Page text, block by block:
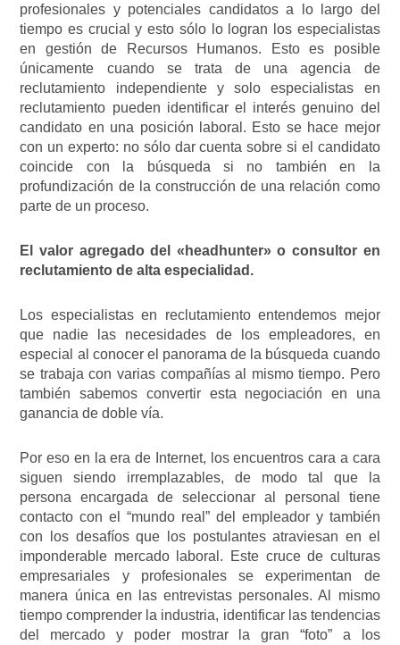
profesionales y potenciales candidatos a lo largo del
tiempo es crucial y esto sólo lo logran los especialistas
en gestión de Recursos Humanos. Esto es posible
únicamente cuando se trata de una agencia de
reclutamiento independiente y solo especialistas en
reclutamiento pueden identificar el interés genuino del
candidato en una posición laboral. Esto se hace mejor
con un experto: no sólo dar cuenta sobre si el candidato
coincide con la búsqueda si no también en la
profundización de la construcción de una relación como
parte de un proceso.
El valor agregado del «headhunter» o consultor en
reclutamiento de alta especialidad.
Los especialistas en reclutamiento entendemos mejor
que nadie las necesidades de los empleadores, en
especial al conocer el panorama de la búsqueda cuando
se trabaja con varias compañías al mismo tiempo. Pero
también sabemos convertir esta negociación en una
ganancia de doble vía.
Por eso en la era de Internet, los encuentros cara a cara
siguen siendo irremplazables, de modo tal que la
persona encargada de seleccionar al personal tiene
contacto con el “mundo real” del empleador y también
con los desafíos que los postulantes atraviesan en el
imponderable mercado laboral. Este cruce de culturas
empresariales y profesionales se experimentan de
manera única en las entrevistas personales. Al mismo
tiempo comprender la industria, identificar las tendencias
del mercado y poder mostrar la gran “foto” a los